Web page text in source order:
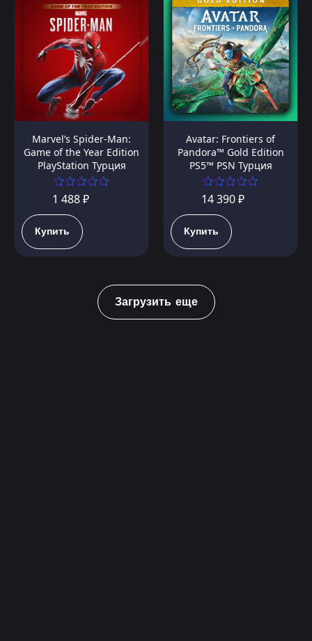
Marvel’s Spider-Man:
Game of the Year Edition
PlayStation Турция
1 488 ₽
Купить
Avatar: Frontiers of
Pandora™ Gold Edition
PS5™ PSN Турция
14 390 ₽
Купить
Загрузить еще